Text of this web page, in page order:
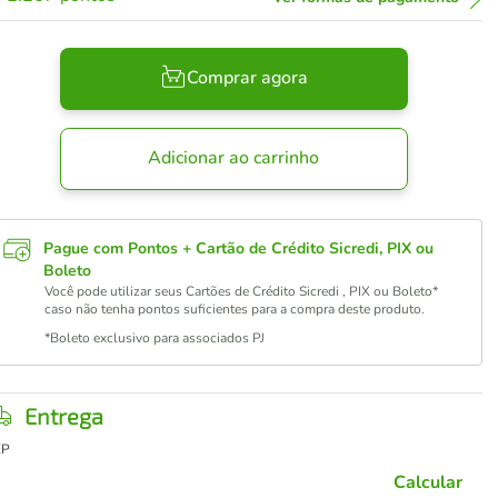
Comprar agora
Adicionar ao carrinho
Pague com Pontos + Cartão de Crédito Sicredi, PIX ou
Boleto
Você pode utilizar seus Cartões de Crédito Sicredi , PIX ou Boleto*
caso não tenha pontos suficientes para a compra deste produto.
*Boleto exclusivo para associados PJ
Entrega
Calcular